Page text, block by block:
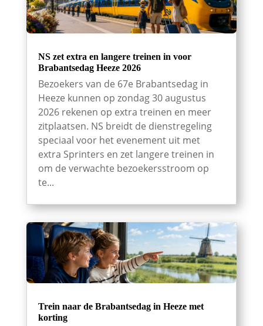
NS zet extra en langere treinen in voor
Brabantsedag Heeze 2026
Bezoekers van de 67e Brabantsedag in
Heeze kunnen op zondag 30 augustus
2026 rekenen op extra treinen en meer
zitplaatsen. NS breidt de dienstregeling
speciaal voor het evenement uit met
extra Sprinters en zet langere treinen in
om de verwachte bezoekersstroom op
te...
Trein naar de Brabantsedag in Heeze met
korting